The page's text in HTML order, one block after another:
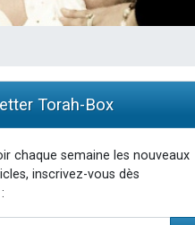
Torah-Box
chaque semaine les nouveaux
inscrivez-vous dès